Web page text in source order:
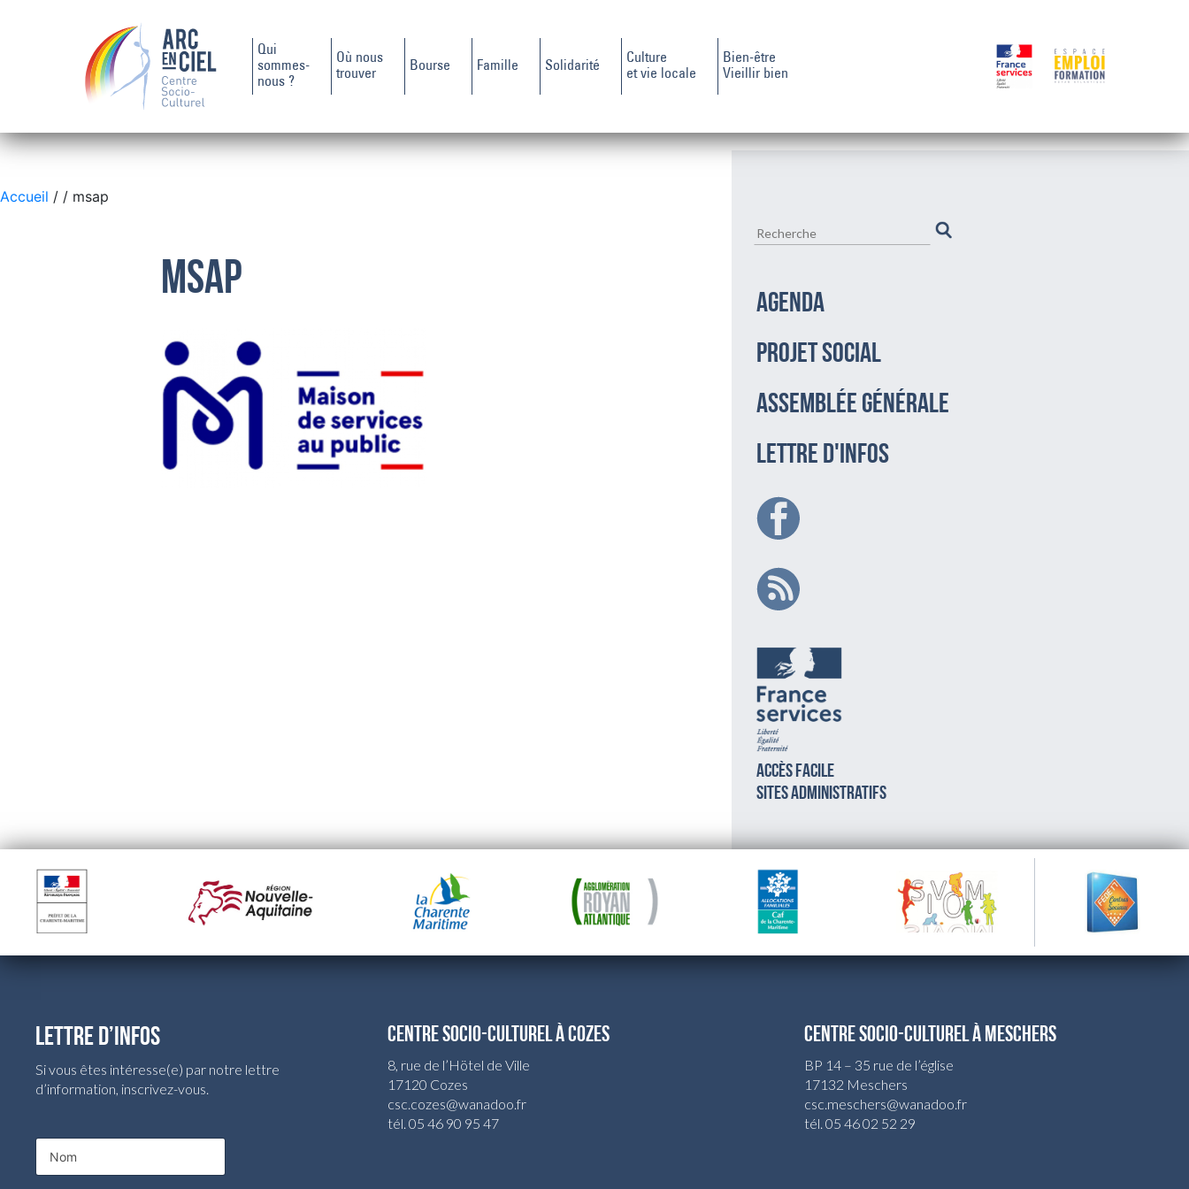
Qui
sommes-
nous ?
Où nous
trouver
Bourse Famille Solidarité
Culture
et vie locale
Bien-être
Vieillir bien
Accueil / / msap
msap
AGENDA
PROJET SOCIAL
assemblée générale
LETTRE D'INFOS
Accès facile
sites administratifs
LETTRE D’INFOS
Si vous êtes intéresse(e) par notre lettre
d’information, inscrivez-vous.
N
m
CENTRE SOCIO-CULTUREL À COZES
8, rue de l’Hötel de Ville
17120 Cozes
csc.cozes@wanadoo.fr
tél. 05 46 90 95 47
CENTRE SOCIO-CULTUREL À MESCHERS
BP 14 – 35 rue de l’église
17132 Meschers
csc.meschers@wanadoo.fr
tél. 05 46 02 52 29